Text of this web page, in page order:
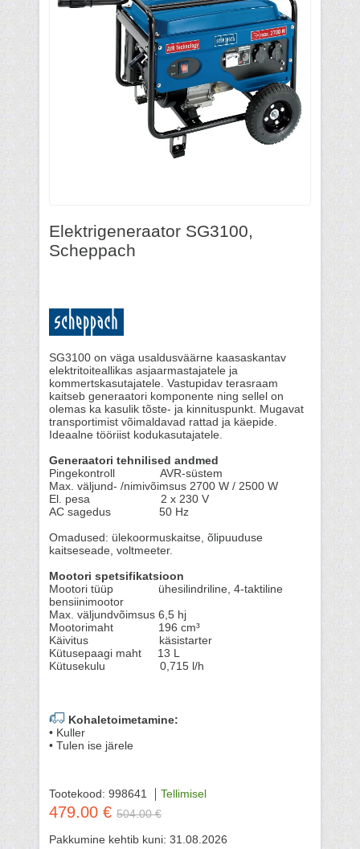
Elektrigeneraator SG3100,
Scheppach
SG3100 on väga usaldusväärne kaasaskantav
elektritoiteallikas asjaarmastajatele ja
kommertskasutajatele. Vastupidav terasraam
kaitseb generaatori komponente ning sellel on
olemas ka kasulik tõste- ja kinnituspunkt. Mugavat
transportimist võimaldavad rattad ja käepide.
Ideaalne tööriist kodukasutajatele.
Generaatori tehnilised andmed
Pingekontroll AVR-süstem
Max. väljund- /nimivõimsus 2700 W / 2500 W
El. pesa 2 x 230 V
AC sagedus 50 Hz
Omadused: ülekoormuskaitse, õlipuuduse
kaitseseade, voltmeeter.
Mootori spetsifikatsioon
Mootori tüüp ühesilindriline, 4-taktiline
bensiinimootor
Max. väljundvõimsus 6,5 hj
Mootorimaht 196 cm³
Käivitus käsistarter
Kütusepaagi maht 13 L
Kütusekulu 0,715 l/h
Kohaletoimetamine:
• Kuller
• Tulen ise järele
Tootekood: 998641 Tellimisel
479.00 € 504.00 €
Pakkumine kehtib kuni: 31.08.2026